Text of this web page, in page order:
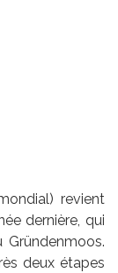
revient
dernière, qui
deux étapes